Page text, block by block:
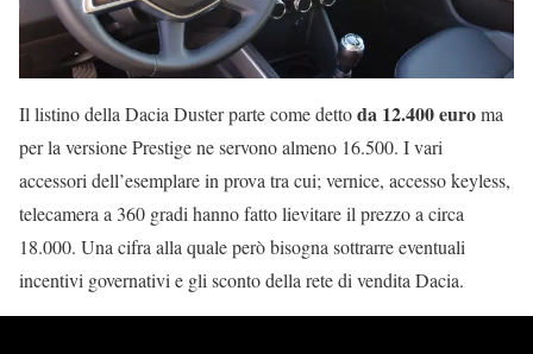
Il listino della Dacia Duster parte come dettoda 12.400 euroma
per la versione Prestige ne servono almeno 16.500. I vari
accessori dell’esemplare in prova tra cui; vernice, accesso keyless,
telecamera a 360 gradi hanno fatto lievitare il prezzo a circa
18.000. Una cifra alla quale però bisogna sottrarre eventuali
incentivi governativi e gli sconto della rete di vendita Dacia.